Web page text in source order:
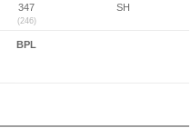
347
(246)
SH
BPL